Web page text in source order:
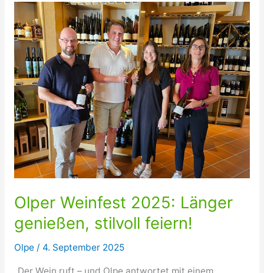
viel
Musik
am
ersten
September-
Wochenende
Olper Weinfest 2025: Länger
genießen, stilvoll feiern!
Olpe/ 4. September 2025